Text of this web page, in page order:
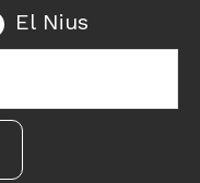
El Nius